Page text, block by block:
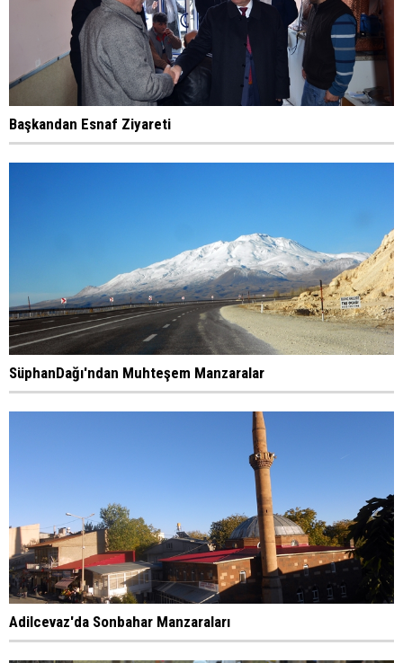
Başkandan Esnaf Ziyareti
SüphanDağı'ndan Muhteşem Manzaralar
Adilcevaz'da Sonbahar Manzaraları